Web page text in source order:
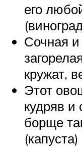
его
Сочная и
кружат,
Этот
кудряв и
борще
(капуста)